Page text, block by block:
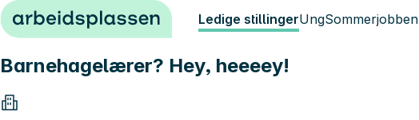
Hopp til innhold Ledige stillingerUngSommerjobben
Barnehagelærer? Hey, heeeey!